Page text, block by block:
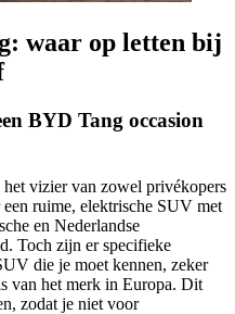
waar op letten bij
BYD Tang occasion
vizier van zowel privékopers
ruime, elektrische SUV met
en Nederlandse
Toch zijn er specifieke
die je moet kennen, zeker
van het merk in Europa. Dit
zodat je niet voor